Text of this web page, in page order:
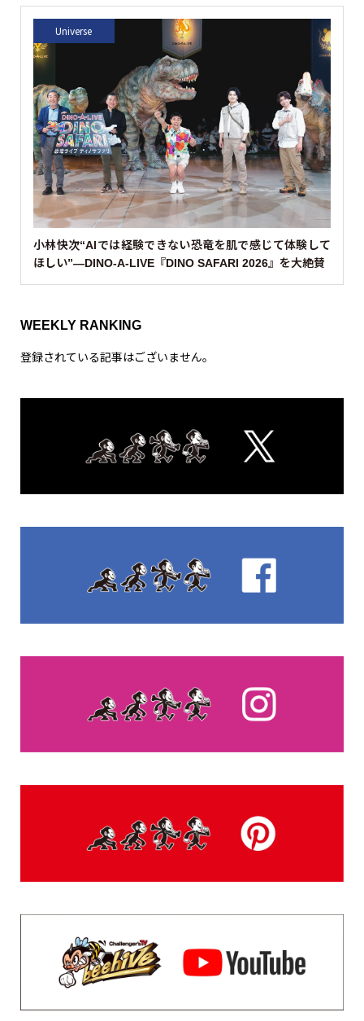
Universe
小林快次“AIでは経験できない恐竜を肌で感じて体験して
ほしい”—DINO-A-LIVE『DINO SAFARI 2026』を大絶賛
WEEKLY RANKING
登録されている記事はございません。